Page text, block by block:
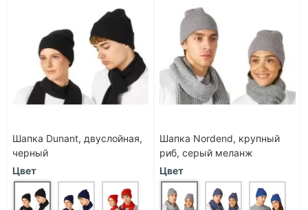
Шапка Dunant, двуслойная,
черный
Цвет
Шапка Nordend, крупный
риб, серый меланж
Цвет